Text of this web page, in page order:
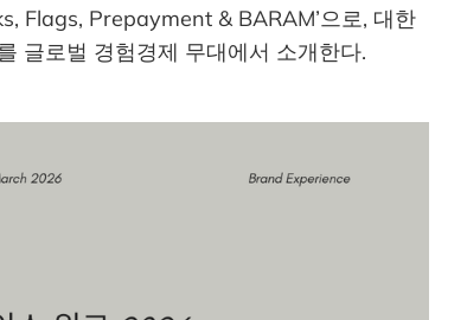
Flags, Prepayment & BARAM’으로, 대한
글로벌 경험경제 무대에서 소개한다.